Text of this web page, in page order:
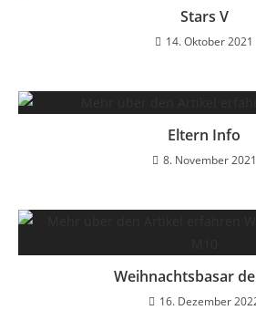
Stars V
14. Oktober 2021
Eltern Info
8. November 2021
Weihnachtsbasar
16. Dezember